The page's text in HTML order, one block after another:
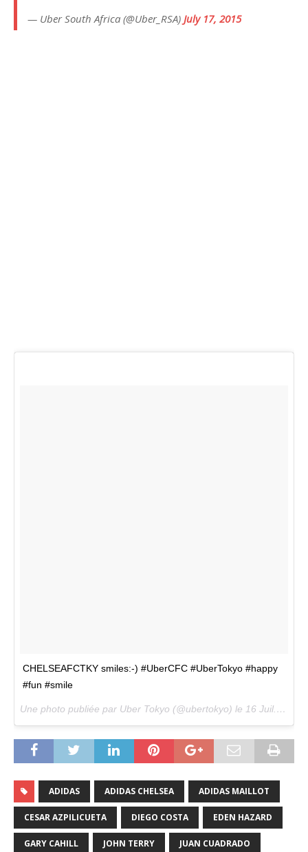
— Uber South Africa (@Uber_RSA) July 17, 2015
CHELSEAFCTKY smiles:-) #UberCFC #UberTokyo #happy
#fun #smile
Une photo publiée par Uber Tokyo (@ubertokyo) le 16 Juil. 2015 à 22h00 PDT
ADIDAS ADIDAS CHELSEA ADIDAS MAILLOT
CESAR AZPILICUETA DIEGO COSTA EDEN HAZARD
GARY CAHILL JOHN TERRY JUAN CUADRADO